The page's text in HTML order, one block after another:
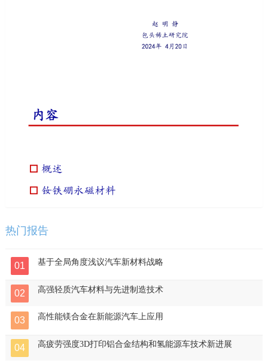
热门报告
01 基于全局角度浅议汽车新材料战略
02 高强轻质汽车材料与先进制造技术
03 高性能镁合金在新能源汽车上应用
04 高疲劳强度3D打印铝合金结构和氢能源车技术新进展